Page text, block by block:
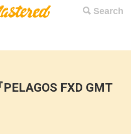
Search
FXD GMT